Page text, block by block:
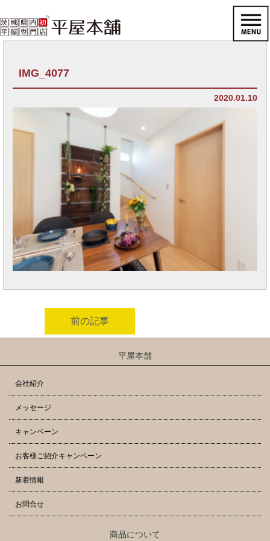
IMG_4077
2020.01.10
前の記事
平屋本舗
会社紹介
メッセージ
キャンペーン
お客様ご紹介キャンペーン
新着情報
お問合せ
商品について